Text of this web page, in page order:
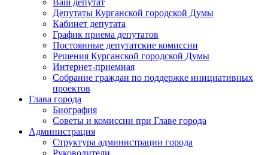
Ваш депутат
Депутаты Курганской городской Думы
Кабинет депутата
График приема депутатов
Постоянные депутатские комиссии
Решения Курганской городской Думы
Интернет-приемная
Собрание граждан по поддержке инициативных
проектов
Глава города
Биография
Советы и комиссии при Главе города
Администрация
Структура администрации города
Руководители